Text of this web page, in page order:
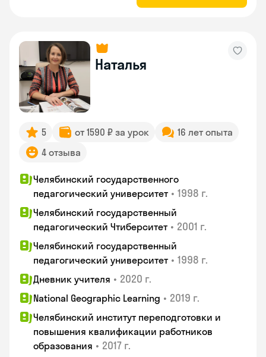
Наталья
5 от 1590 ₽ за урок
16 лет опыта
4 отзыва
Челябинский государственного
педагогический университет • 1998 г.
Челябинский государственный
педагогический Чтиберситет • 2001 г.
Челябинский государственный
педагогический университет • 1998 г.
Дневник учителя • 2020 г.
National Geographic Learning • 2019 г.
Челябинский институт переподготовки и
повышения квалификации работников
образования • 2017 г.